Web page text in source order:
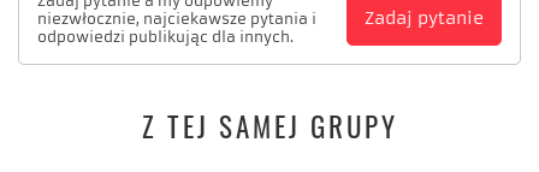
niezwłocznie, najciekawsze pytania i
odpowiedzi publikując dla innych.
Zadaj pytanie
Z TEJ SAMEJ GRUPY